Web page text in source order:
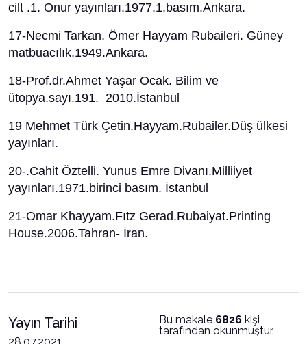
cilt .1. Onur yayınları.1977.1.basım.Ankara.
17-Necmi Tarkan. Ömer Hayyam Rubaileri. Güney
matbuacılık.1949.Ankara.
18-Prof.dr.Ahmet Yaşar Ocak. Bilim ve
ütopya.sayı.191. 2010.İstanbul
19 Mehmet Türk Çetin.Hayyam.Rubailer.Düş ülkesi
yayınları.
20-.Cahit Öztelli. Yunus Emre Divanı.Milliiyet
yayınları.1971.birinci basım. İstanbul
21-Omar Khayyam.Fıtz Gerad.Rubaiyat.Printing
House.2006.Tahran- İran.
Yayın Tarihi Bu makale 6826 kişi
tarafından okunmuştur.